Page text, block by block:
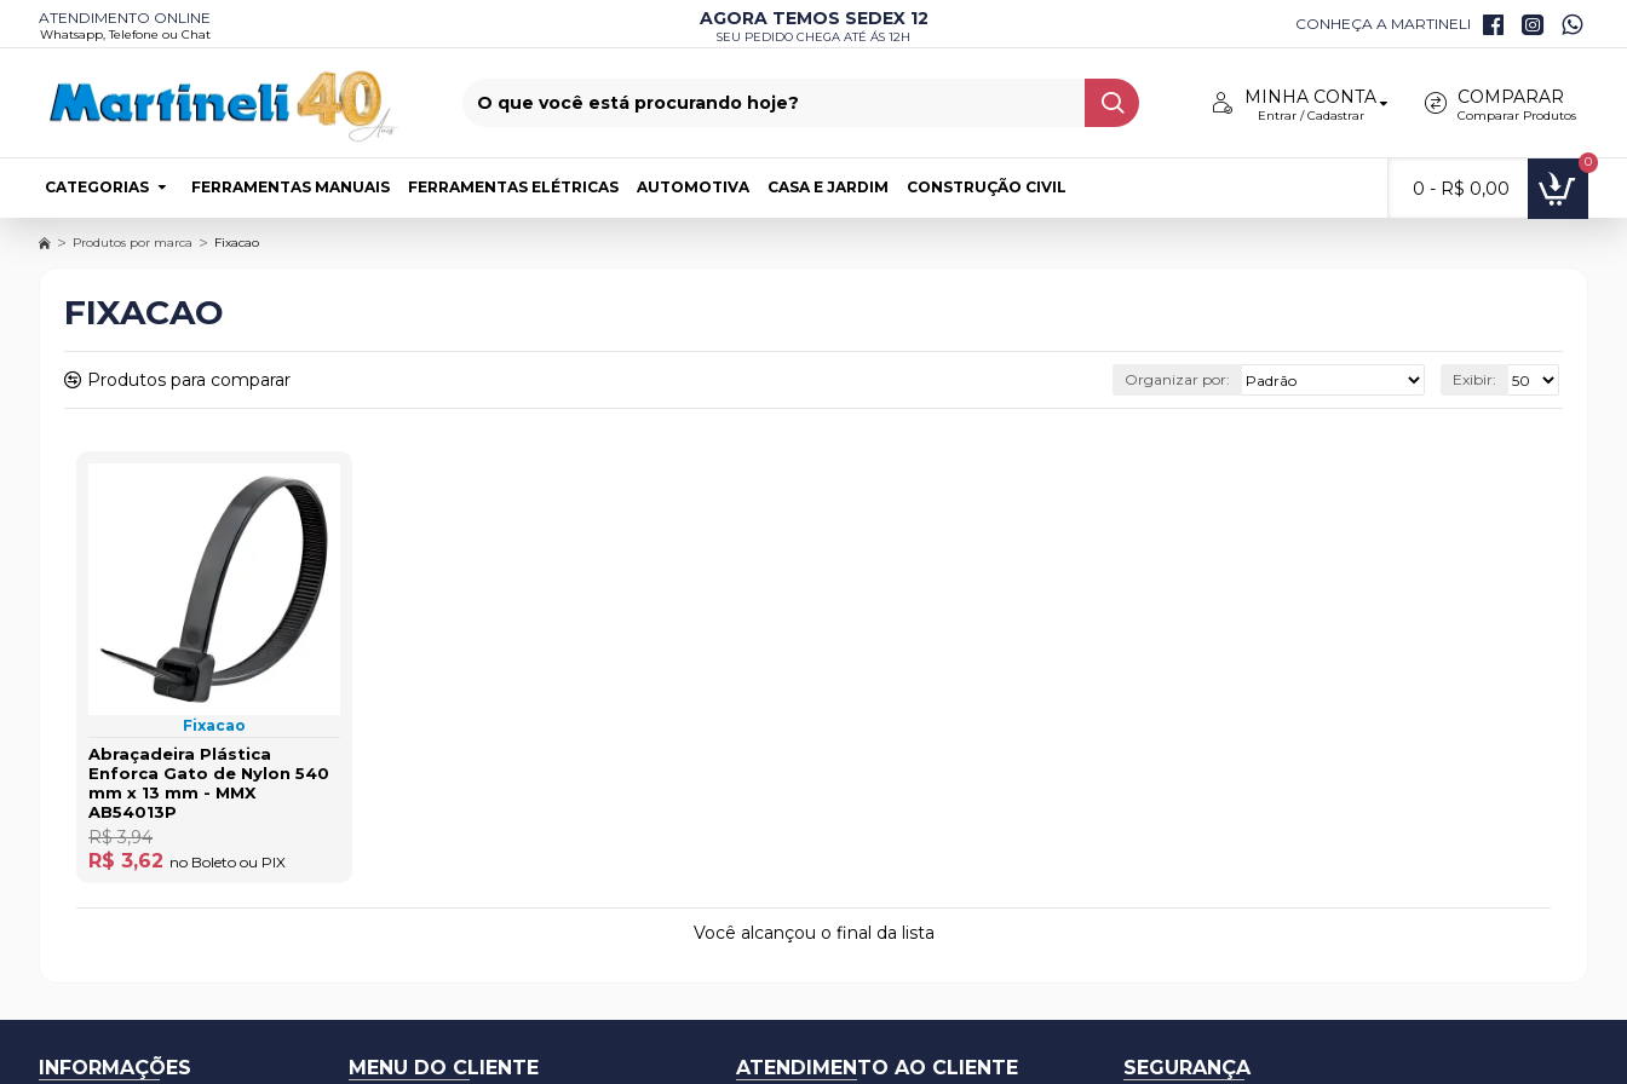
ATENDIMENTO ONLINE
Whatsapp, Telefone ou Chat
AGORA TEMOS SEDEX 12
SEU PEDIDO CHEGA ATÉ ÁS 12H
CONHEÇA A MARTINELI
MINHA CONTA
Entrar / Cadastrar
COMPARAR
Comparar Produtos
CATEGORIAS FERRAMENTAS MANUAIS FERRAMENTAS ELÉTRICAS AUTOMOTIVA CASA E JARDIM CONSTRUÇÃO CIVIL 0 - R$ 0,00
0
Produtos por marca Fixacao
FIXACAO
Produtos para comparar Organizar por: Exibir:
Fixacao
Abraçadeira Plástica
Enforca Gato de Nylon 540
mm x 13 mm - MMX
AB54013P
R$ 3,62 no Boleto ou PIX
R$ 3,94
Você alcançou o final da lista
INFORMAÇÕES MENU DO CLIENTE ATENDIMENTO AO CLIENTE SEGURANÇA